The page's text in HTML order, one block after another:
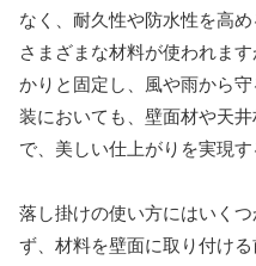
なく、耐久性や防水性を高
さまざまな材料が使われま
かりと固定し、風や雨から
装においても、壁面材や天
で、美しい仕上がりを実現す
落し掛けの使い方にはいく
ず、材料を壁面に取り付け